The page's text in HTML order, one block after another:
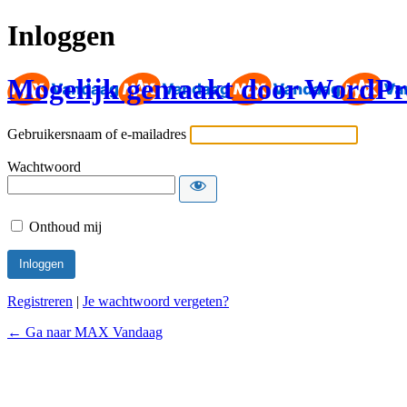
Inloggen
Mogelijk gemaakt door
Gebruikersnaam of e-mailadres
Wachtwoord
Onthoud mij
Registreren | Je wachtwoord vergeten?
← Ga naar MAX Vandaag